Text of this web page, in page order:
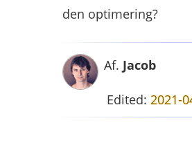
den optimering?
Af. Jacob
Edited: 2021-